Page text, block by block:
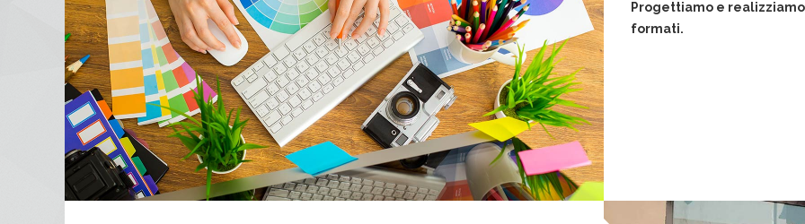
Progettiamo e
formati.